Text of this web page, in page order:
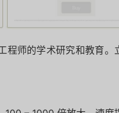
程师的学术研究和教育